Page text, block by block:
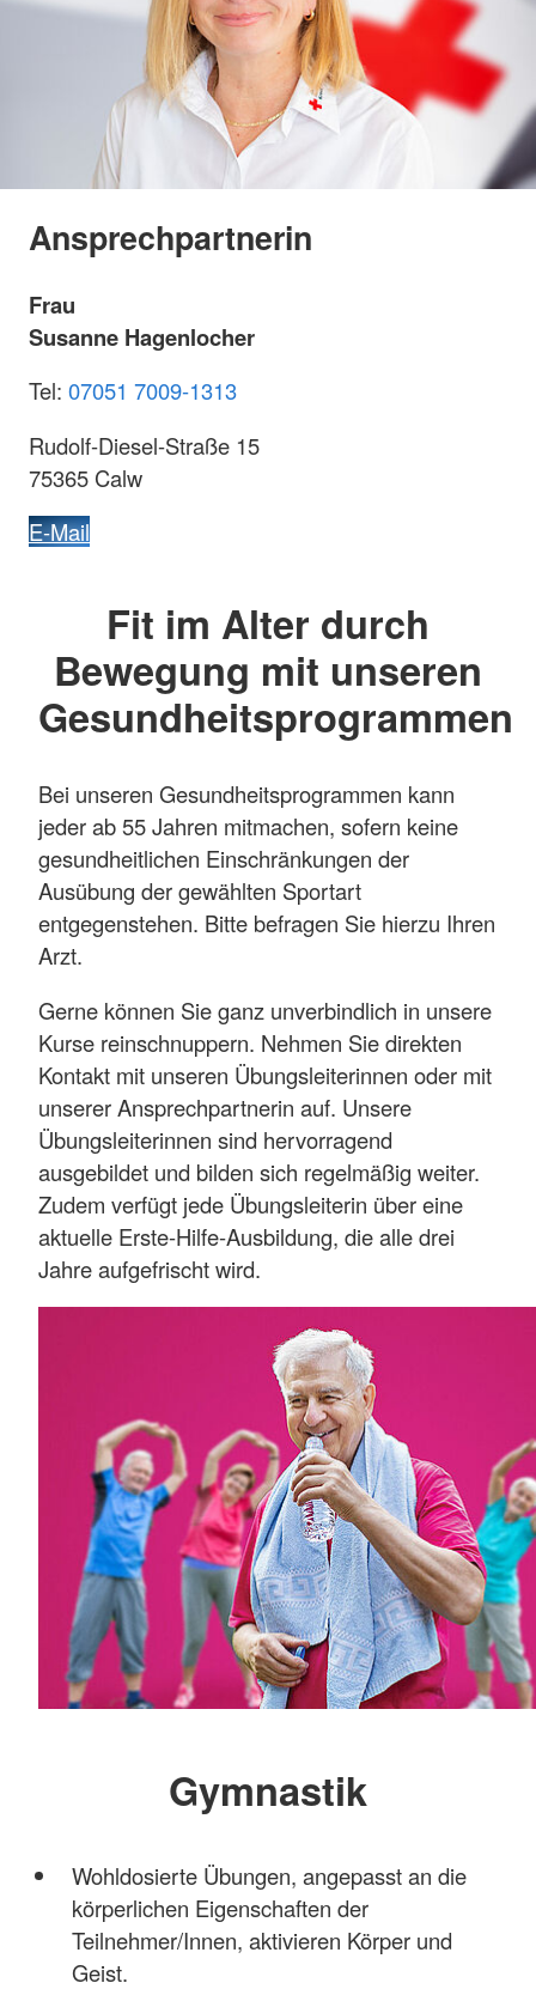
Ansprechpartnerin
Frau
Susanne Hagenlocher
Tel: 07051 7009-1313
Rudolf-Diesel-Straße 15
75365 Calw
E-Mail
Fit im Alter durch
Bewegung mit unseren
Gesundheitsprogrammen
Bei unseren Gesundheitsprogrammen kann
jeder ab 55 Jahren mitmachen, sofern keine
gesundheitlichen Einschränkungen der
Ausübung der gewählten Sportart
entgegenstehen. Bitte befragen Sie hierzu Ihren
Arzt.
Gerne können Sie ganz unverbindlich in unsere
Kurse reinschnuppern. Nehmen Sie direkten
Kontakt mit unseren Übungsleiterinnen oder mit
unserer Ansprechpartnerin auf. Unsere
Übungsleiterinnen sind hervorragend
ausgebildet und bilden sich regelmäßig weiter.
Zudem verfügt jede Übungsleiterin über eine
aktuelle Erste-Hilfe-Ausbildung, die alle drei
Jahre aufgefrischt wird.
Gymnastik
Wohldosierte Übungen, angepasst an die
körperlichen Eigenschaften der
Teilnehmer/Innen, aktivieren Körper und
Geist.